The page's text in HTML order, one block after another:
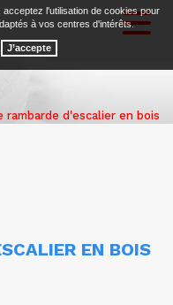
rambarde d'escalier en bois
EN BOIS
l'utilisation de cookies pour
à vos centres d'intérêts.